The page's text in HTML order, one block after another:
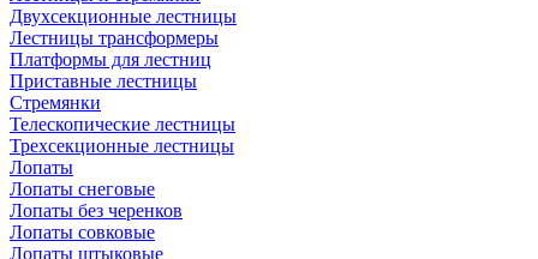
Двухсекционные лестницы
Лестницы трансформеры
Платформы для лестниц
Приставные лестницы
Стремянки
Телескопические лестницы
Трехсекционные лестницы
Лопаты
Лопаты снеговые
Лопаты без черенков
Лопаты совковые
Лопаты штыковые